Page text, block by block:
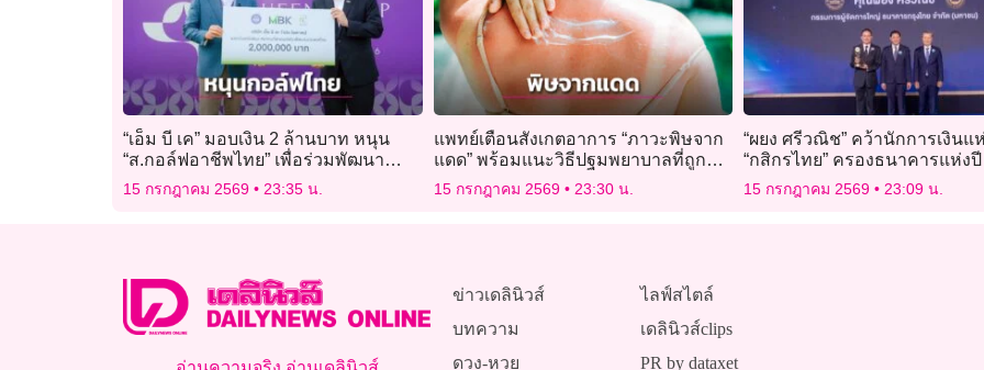
“เอ็ม บี เค” มอบเงิน 2 ล้านบาท หนุน
“ส.กอล์ฟอาชีพไทย” เพื่อร่วมพัฒนา
วงการกอล์ฟไทย
15 กรกฎาคม 2569 23:35 น.
แพทย์เตือนสังเกตอาการ “ภาวะพิษจาก
แดด” พร้อมแนะวิธีปฐมพยาบาลที่ถูก
ต้อง
15 กรกฎาคม 2569 23:30 น.
“ผยง ศรีวณิช” คว้านักการเงินแ
“กสิกรไทย” ครองธนาคารแห่ง
15 กรกฎาคม 2569 23:09 น.
ข่าวเดลินิวส์
บทความ
ดวง-หวย
ไลฟ์สไตล์
เดลินิวส์clips
PR by dataxet